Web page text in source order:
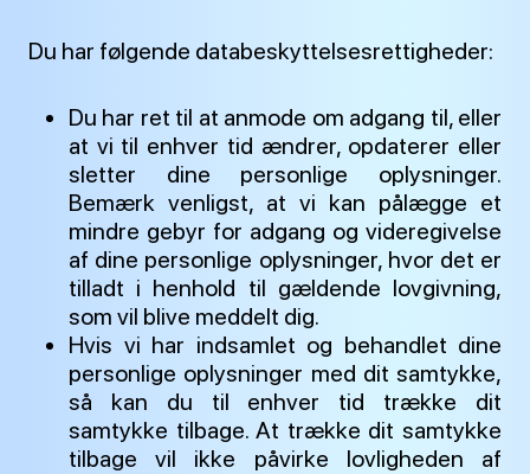
Du har følgende databeskyttelsesrettigheder:
Du har ret til at anmode om adgang til, eller
at vi til enhver tid ændrer, opdaterer eller
sletter dine personlige oplysninger.
Bemærk venligst, at vi kan pålægge et
mindre gebyr for adgang og videregivelse
af dine personlige oplysninger, hvor det er
tilladt i henhold til gældende lovgivning,
som vil blive meddelt dig.
Hvis vi har indsamlet og behandlet dine
personlige oplysninger med dit samtykke,
så kan du til enhver tid trække dit
samtykke tilbage. At trække dit samtykke
tilbage vil ikke påvirke lovligheden af